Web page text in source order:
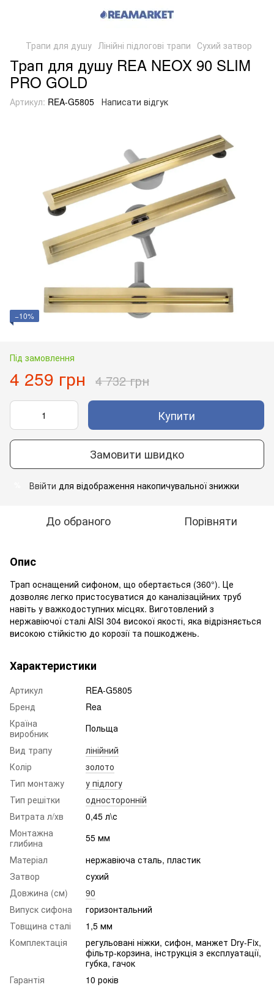
Трапи для душу Лінійні підлогові трапи Сухий затвор
Трап для душу REA NEOX 90 SLIM
PRO GOLD
Артикул: REA-G5805 Написати відгук
−10%
Під замовлення
4 259 грн 4 732 грн
Купити
Замовити швидко
Ввійти для відображення накопичувальної знижки
До обраного Порівняти
Опис
Трап оснащений сифоном, що обертається (360°). Це
дозволяє легко пристосуватися до каналізаційних труб
навіть у важкодоступних місцях. Виготовлений з
нержавіючої сталі AISI 304 високої якості, яка відрізняється
високою стійкістю до корозії та пошкоджень.
Характеристики
Артикул
REA-G5805
Бренд
Rea
Країна
виробник
Польща
Вид трапу
лінійний
Колір
золото
Тип монтажу
у підлогу
Тип решітки
односторонній
Витрата л/хв
0,45 л\с
Монтажна
глибина
55 мм
Матеріал
нержавіюча сталь, пластик
Затвор
сухий
Довжина (см)
90
Випуск сифона
горизонтальний
Товщина сталі
1,5 мм
Комплектація
регульовані ніжки, сифон, манжет Dry-Fix,
фільтр-корзина, інструкція з експлуатації,
губка, гачок
Гарантія
10 років